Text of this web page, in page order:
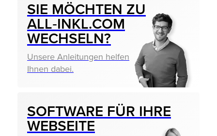
SIE MÖCHTEN ZU
ALL‑INKL.COM
WECHSELN?
Unsere Anleitungen helfen
Ihnen dabei.
SOFTWARE FÜR IHRE
WEBSEITE